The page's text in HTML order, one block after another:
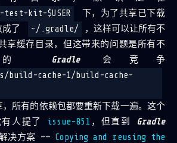
test-kit-$USER
下，为了共享已下载
成了
~/.gradle/
，这样可以让所有不
享缓存目录，但这带来的问题是所有不
的 Gradle会竞争
build-cache-1/build-cache-
所有的依赖包都要重新下载一遍。这个
人提了 issue-851 ，但直到
Gradle
决方案 —— Copying and reusing the